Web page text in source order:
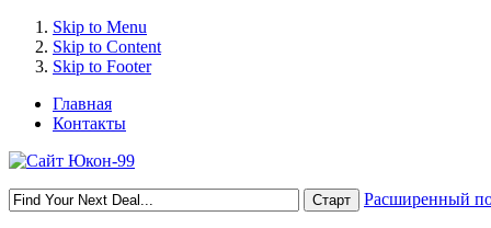
Skip to Menu
Skip to Content
Skip to Footer
Главная
Контакты
Расширенный